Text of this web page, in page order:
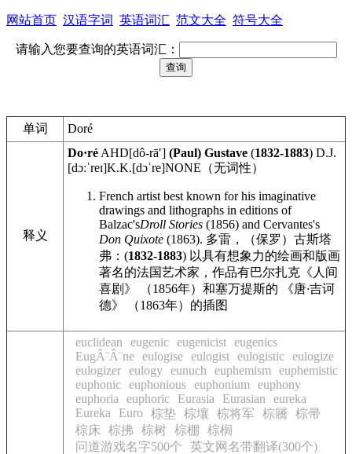
网站首页 汉语字词 英语词汇 范文大全 符号大全
请输入您要查询的英语词汇：
单词 Doré
释义
Do·ré AHD[dô-rāʹ] (Paul) Gustave (1832-1883) D.J.
[dɔːˈreɪ]K.K.[dɔˈre]NONE （无词性）
French artist best known for his imaginative
drawings and lithographs in editions of
Balzac'sDroll Stories (1856) and Cervantes's
Don Quixote (1863). 多雷，（保罗）古斯塔
弗：(1832-1883) 以具有想象力的绘画和版画
著名的法国艺术家，作品有巴尔扎克《人间
喜剧》 （1856年）和塞万提斯的 《唐·吉诃
德》 （1863年）的插图
euclidean eugenic eugenicist eugenics
EugÂ¨Â¨ne eulogise eulogist eulogistic eulogize
eulogizer eulogy eunuch euphemism
euphemistic
euphonic euphonious euphonium
euphony
euphoria
euphoric Eurasia Eurasian
eureka
Eureka
Euro 棕垫 棕壤 棕将军 棕屩
棕帚
棕床
棕拂 棕树 棕棚
棕榈
问道游戏名字500个
英文网名带翻译(300个)